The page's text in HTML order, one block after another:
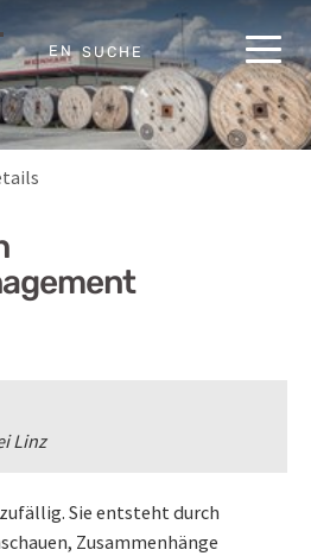
EN SUCHE
Linz
Sie entsteht durch
Zusammenhänge